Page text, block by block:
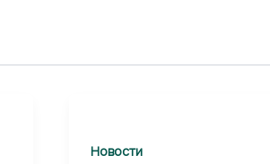
Новости
победила